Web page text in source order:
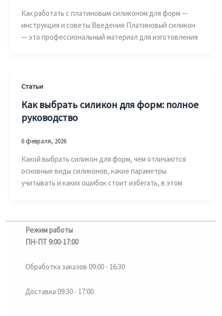
Как работать с платиновым силиконом для форм —
инструкция и советы Введение Платиновый силикон
— это профессиональный материал для изготовления
Статьи
Как выбрать силикон для форм: полное
руководство
6 февраля, 2026
Какой выбрать силикон для форм, чем отличаются
основные виды силиконов, какие параметры
учитывать и каких ошибок стоит избегать, в этом
Режим работы
ПН-ПТ 9:00-17:00
Обработка заказов 09:00 - 16:30
Доставка 09:30 - 17:00